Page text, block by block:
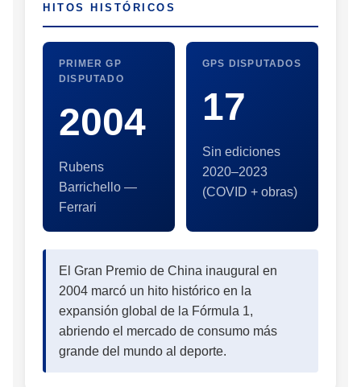
HITOS HISTÓRICOS
PRIMER GP
DISPUTADO
2004
Rubens
Barrichello —
Ferrari
GPS DISPUTADOS
17
Sin ediciones
2020–2023
(COVID + obras)
El Gran Premio de China inaugural en
2004 marcó un hito histórico en la
expansión global de la Fórmula 1,
abriendo el mercado de consumo más
grande del mundo al deporte.